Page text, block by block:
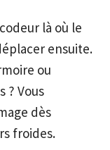
là où le
ensuite.
ou
? Vous
dès
froides.